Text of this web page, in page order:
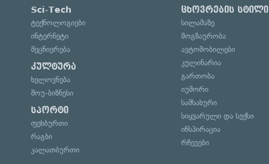
Sci-Tech
ტექნოლოგიები
ინტერნეტი
მეცნიერება
კულტურა
ხელოვნება
შოუ-ბიზნესი
სპორტი
ფეხბურთი
რაგბი
კალათბურთი
ცხოვრების სტილი
სილამაზე
მოგზაურობა
ავტომობილები
კულინარია
გართობა
იუმორი
სამსახური
სიყვარული და სექსი
ინსპირაცია
რჩევები